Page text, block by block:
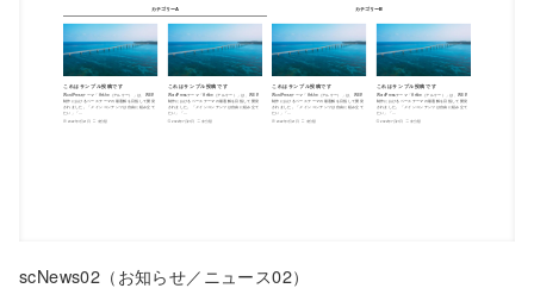
scNews02（お知らせ／ニュース02）